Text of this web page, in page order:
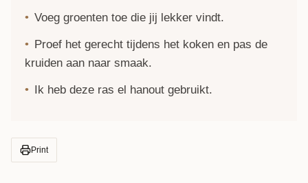
Voeg groenten toe die jij lekker vindt.
Proef het gerecht tijdens het koken en pas de
kruiden aan naar smaak.
Ik heb deze ras el hanout gebruikt.
Print